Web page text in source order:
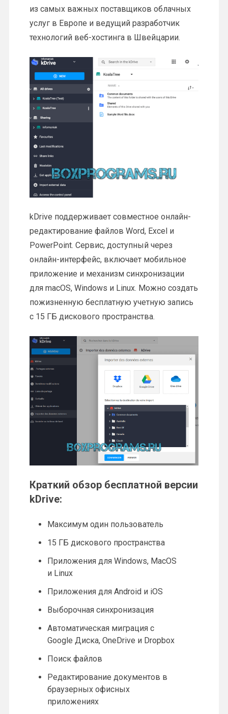
из самых важных поставщиков облачных
услуг в Европе и ведущий разработчик
технологий веб-хостинга в Швейцарии.
kDrive поддерживает совместное онлайн-
редактирование файлов Word, Excel и
PowerPoint. Сервис, доступный через
онлайн-интерфейс, включает мобильное
приложение и механизм синхронизации
для macOS, Windows и Linux. Можно создать
пожизненную бесплатную учетную запись
с 15 ГБ дискового пространства.
Краткий обзор бесплатной версии
kDrive:
Максимум один пользователь
15 ГБ дискового пространства
Приложения для Windows, MacOS
и Linux
Приложения для Android и iOS
Выборочная синхронизация
Автоматическая миграция с
Google Диска, OneDrive и Dropbox
Поиск файлов
Редактирование документов в
браузерных офисных
приложениях